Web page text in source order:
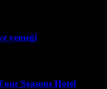
yemeği
Seasons Hotel